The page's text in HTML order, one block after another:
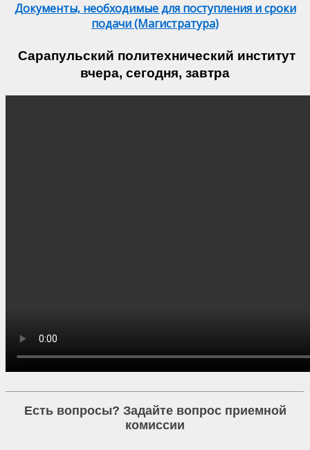
Документы, необходимые для поступления и сроки
подачи (Магистратура)
Сарапульский политехнический институт
вчера, сегодня, завтра
Есть вопросы? Задайте вопрос приемной
комиссии